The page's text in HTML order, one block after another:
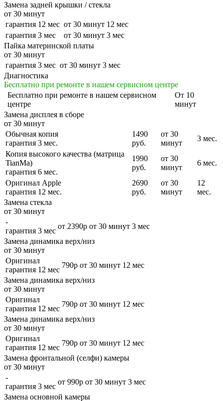
Замена задней крышки / стекла
от 30 минут
гарантия 12 мес от 30 минут 12 мес
гарантия 3 мес
от 30 минут 3 мес
Пайка материнской платы
от 30 минут
гарантия 3 мес от 30 минут 3 мес
Диагностика
Бесплатно при ремонте в нашем сервисном центре
Бесплатно при ремонте в нашем сервисном
центре
От 10
минут
Замена дисплея в сборе
от 30 минут
Обычная копия
гарантия 3 мес.
1490
руб.
от 30
минут
3 мес.
Копия высокого качества (матрица
TianMa)
гарантия 6 мес.
1990
руб.
от 30
минут
6 мес.
Оригинал Apple
гарантия 12 мес.
2690
руб.
от 30
минут
12
мес.
Замена стекла
от 30 минут
-
гарантия 3 мес
от 2390р от 30 минут 3 мес
Замена динамика верх/низ
от 30 минут
Оригинал
гарантия 12 мес
790р от 30 минут 12 мес
Замена динамика верх/низ
от 30 минут
Оригинал
гарантия 12 мес
790р от 30 минут 12 мес
Замена динамика верх/низ
от 30 минут
Оригинал
гарантия 12 мес
790р от 30 минут 12 мес
Замена фронтальной (селфи) камеры
от 30 минут
-
гарантия 3 мес
от 990р от 30 минут 3 мес
Замена основной камеры